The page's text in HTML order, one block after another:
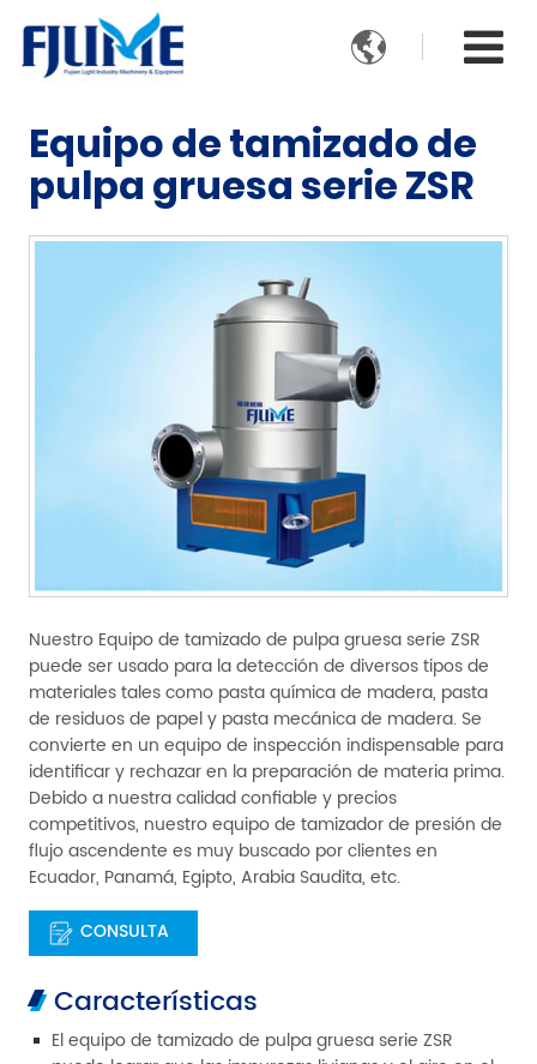

Equipo de tamizado de
pulpa gruesa serie ZSR
Nuestro Equipo de tamizado de pulpa gruesa serie ZSR
puede ser usado para la detección de diversos tipos de
materiales tales como pasta química de madera, pasta
de residuos de papel y pasta mecánica de madera. Se
convierte en un equipo de inspección indispensable para
identificar y rechazar en la preparación de materia prima.
Debido a nuestra calidad confiable y precios
competitivos, nuestro equipo de tamizador de presión de
flujo ascendente es muy buscado por clientes en
Ecuador, Panamá, Egipto, Arabia Saudita, etc.
CONSULTA
Características
El equipo de tamizado de pulpa gruesa serie ZSR